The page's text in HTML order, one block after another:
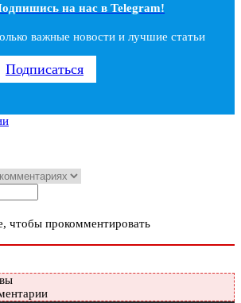
на наc в Telegram!
важные новости и лучшие статьи
Подписаться
чтобы прокомментировать